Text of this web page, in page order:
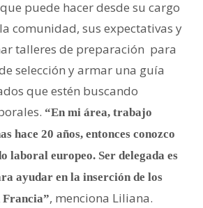
puede hacer desde su cargo
comunidad, sus expectativas y
talleres de preparación para
selección y armar una guía
que estén buscando
“En mi área, trabajo
hace 20 años, entonces conozco
laboral europeo. Ser delegada es
ayudar en la inserción de los
Francia”, menciona Liliana.